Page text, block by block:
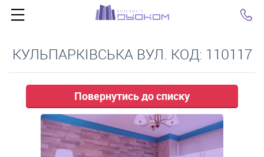
КУЛЬПАРКІВСЬКА ВУЛ. КОД: 110117
Повернутись до списку